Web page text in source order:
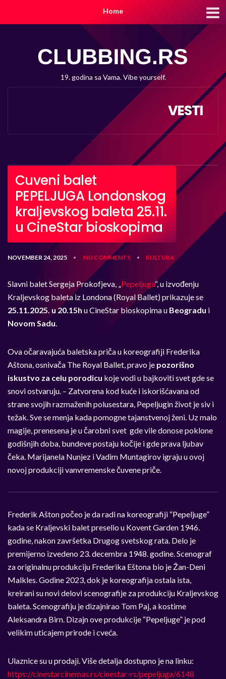
Home
19. godina sa Vama. Vibe yourself.
VESTI
Cuveni balet
PEPELJUGA Londonskog
kraljevskog baleta 25.11.
u CineStar bioskopima
NOVEMBER 24, 2025 • NO COMMENTS • KULTURA
Slavni balet Sergeja Prokofjeva, „Pepeljuga“, u izvođenju
Kraljevskog baleta iz Londona (Royal Ballet) prikazuje se
25.11.2025. u 20.15h u CineStar bioskopima u Beogradu i
Novom Sadu.
Ova očaravajuća baletska priča u koreografiji Frederika
Aštona, osnivača The Royal Ballet, pravo je pozorišno
iskustvo za celu porodicu koje vodi u bajkoviti svet gde se
snovi ostvaruju. – Zatvorena kod kuće i iskorišćavana od
strane svojih razmaženih polusestara, Pepeljugin život je siv i
težak. Sve se menja kada pomogne tajanstvenoj ženi. Uz malo
magije, prenesena je u čarobni svet gde vile donose poklone
godišnjih doba, bundeve postaju kočije i gde prava ljubav
čeka. Marijanela Nunjez i Vadim Muntagirov igraju u ovoj
novoj produkciji vanvremenske čuvene priče.
Frederik Ašton počeo je da radi na koreografiji “Pepeljuge”
kada se Kraljevski balet preselio u Kovent Garden 1946.
godine, nakon završetka Drugog svetskog rata. Delo je
premijerno izvedeno 23. decembra 1948. godine. Scenograf
za originalnu produkciju Frederika Eštona bio je Žan-Deni
Malkles. Godine 2023, dok je koreografija ostala ista,
kreirani su novi delovi scenografije za produkciju Kraljevskog
baleta. Scenografiju je dizajnirao Tom Paj, a kostime
Aleksandra Birn. Dizajn ove produkcije “Pepeljuge” je pod
velikim uticajem prirode i cveća.
Ulaznice su u prodaji.Više detalja dostupno je na linku:
https://cinestarcinemas.rs/cinestar-rs/pepeljuga/6148